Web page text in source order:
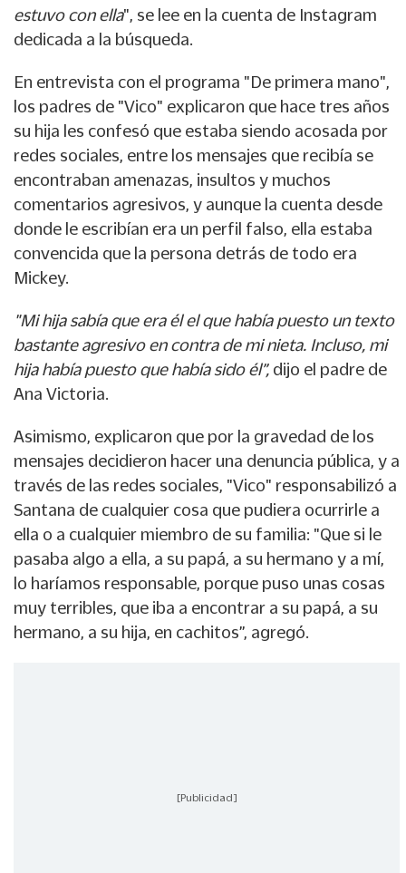
estuvo con ella", se lee en la cuenta de Instagram
dedicada a la búsqueda.
En entrevista con el programa "De primera mano",
los padres de "Vico" explicaron que hace tres años
su hija les confesó que estaba siendo acosada por
redes sociales, entre los mensajes que recibía se
encontraban amenazas, insultos y muchos
comentarios agresivos, y aunque la cuenta desde
donde le escribían era un perfil falso, ella estaba
convencida que la persona detrás de todo era
Mickey.
"Mi hija sabía que era él el que había puesto un texto
bastante agresivo en contra de mi nieta. Incluso, mi
hija había puesto que había sido él”, dijo el padre de
Ana Victoria.
Asimismo, explicaron que por la gravedad de los
mensajes decidieron hacer una denuncia pública, y a
través de las redes sociales, "Vico" responsabilizó a
Santana de cualquier cosa que pudiera ocurrirle a
ella o a cualquier miembro de su familia: "Que si le
pasaba algo a ella, a su papá, a su hermano y a mí,
lo haríamos responsable, porque puso unas cosas
muy terribles, que iba a encontrar a su papá, a su
hermano, a su hija, en cachitos”, agregó.
[Publicidad]